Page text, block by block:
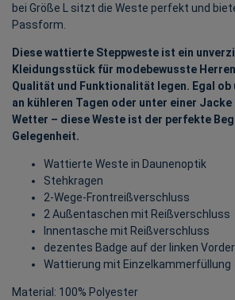
bei Größe L sitzt die Weste perfekt und
Passform.
Diese wattierte Steppweste ist ein
Kleidungsstück für modebewusste
Qualität und Funktionalität legen. Egal ob
an kühleren Tagen oder unter einer
Wetter – diese Weste ist der perfekte
Gelegenheit.
Wattierte Weste in Daunenoptik
Stehkragen
2-Wege-Frontreißverschluss
2 Außentaschen mit Reißverschluss
Innentasche mit Reißverschluss
dezentes Badge auf der linken
Wattierung mit Einzelkammerfüllung
Material: 100% Polyester